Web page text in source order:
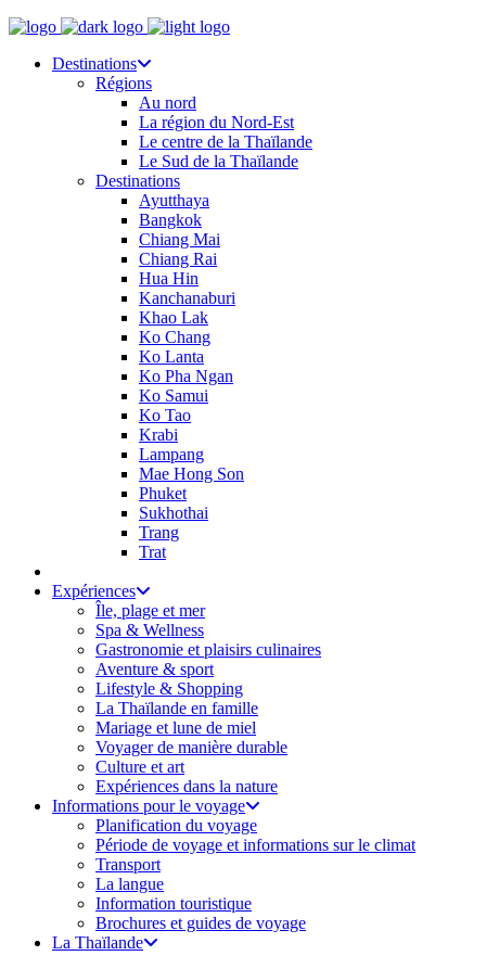
Destinations
Régions
Au nord
La région du Nord-Est
Le centre de la Thaïlande
Le Sud de la Thaïlande
Destinations
Ayutthaya
Bangkok
Chiang Mai
Chiang Rai
Hua Hin
Kanchanaburi
Khao Lak
Ko Chang
Ko Lanta
Ko Pha Ngan
Ko Samui
Ko Tao
Krabi
Lampang
Mae Hong Son
Phuket
Sukhothai
Trang
Trat
Expériences
Île, plage et mer
Spa & Wellness
Gastronomie et plaisirs culinaires
Aventure & sport
Lifestyle & Shopping
La Thaïlande en famille
Mariage et lune de miel
Voyager de manière durable
Culture et art
Expériences dans la nature
Informations pour le voyage
Planification du voyage
Période de voyage et informations sur le climat
Transport
La langue
Information touristique
Brochures et guides de voyage
La Thaïlande